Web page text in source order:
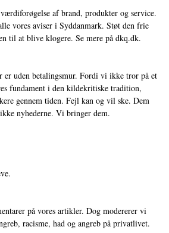
af brand, produkter og service.
vores aviser i Syddanmark. Støt den frie
til at blive klogere. Se mere på dkq.dk.
er uden betalingsmur. Fordi vi ikke tror på et
fundament i den kildekritiske tradition,
gennem tiden. Fejl kan og vil ske. Dem
nyhederne. Vi bringer dem.
på vores artikler. Dog modererer vi
racisme, had og angreb på privatlivet.